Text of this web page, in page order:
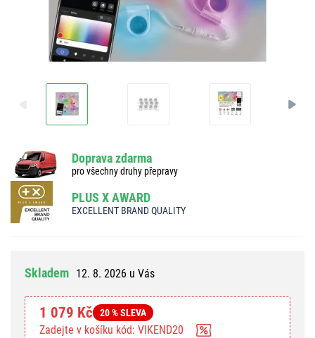
Doprava zdarma
pro všechny druhy přepravy
PLUS X AWARD
EXCELLENT BRAND QUALITY
Skladem 12. 8. 2026 u Vás
1 079 Kč 20 % SLEVA
Zadejte v košíku kód: VIKEND20